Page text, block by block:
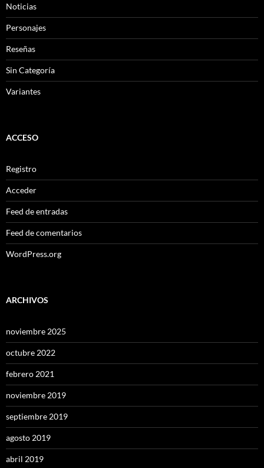
Noticias
Personajes
Reseñas
Sin Categoría
Variantes
ACCESO
Registro
Acceder
Feed de entradas
Feed de comentarios
WordPress.org
ARCHIVOS
noviembre 2025
octubre 2022
febrero 2021
noviembre 2019
septiembre 2019
agosto 2019
abril 2019